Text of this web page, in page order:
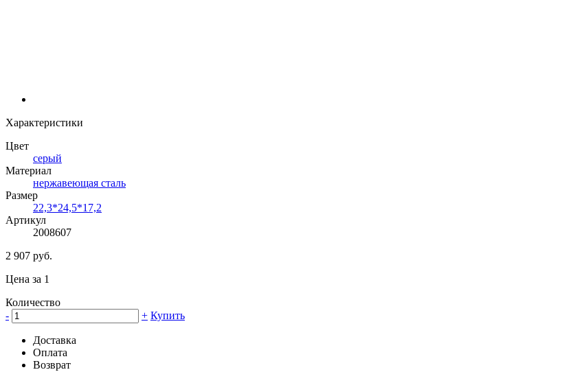
Характеристики
Цвет
серый
Материал
нержавеющая сталь
Размер
22,3*24,5*17,2
Артикул
2008607
2 907 руб.
Цена за 1
Количество
-
+ Купить
Доставка
Оплата
Возврат